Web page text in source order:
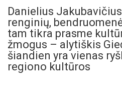
Danielius
renginių,
tam tikra prasme
žmogus – alytiškis
šiandien yra vienas
regiono kultūros